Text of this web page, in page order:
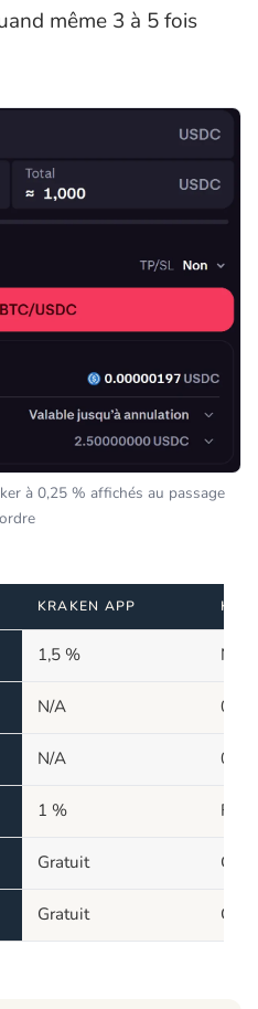
même 3 à 5 fois
à 0,25 % affichés au passage
KRAKEN APP
1,5 % N/A
N/A 0,40
N/A 0,25
1 %
Gratuit
Gratuit